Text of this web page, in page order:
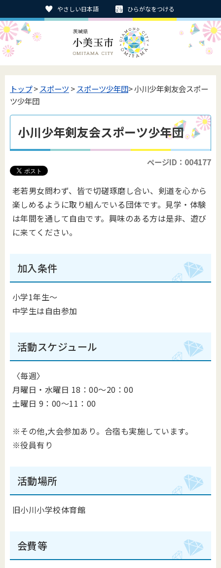
やさしい日本語 ひらがなをつける
トップ> スポーツ > スポーツ少年団> 小川少年剣友会スポー
ツ少年団
小川少年剣友会スポーツ少年団
ページID：004177
老若男女問わず、皆で切磋琢磨し合い、剣道を心から
楽しめるように取り組んでいる団体です。見学・体験
は年間を通して自由です。興味のある方は是非、遊び
に来てください。
加入条件
小学1年生～
中学生は自由参加
活動スケジュール
〈毎週〉
月曜日・水曜日 18：00～20：00
土曜日 9：00～11：00
※その他,大会参加あり。合宿も実施しています。
※役員有り
活動場所
旧小川小学校体育館
会費等